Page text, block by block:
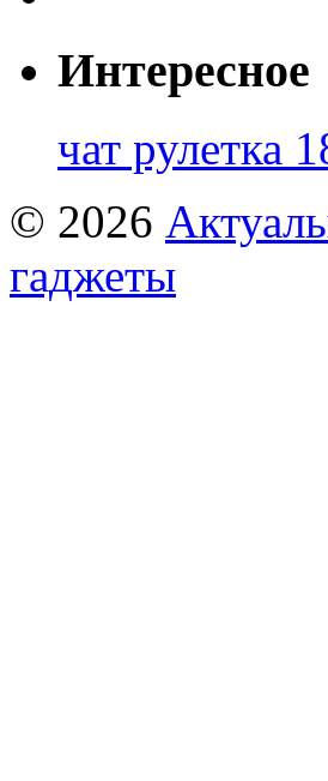
Интересное
чат рулетка
© 2026
гаджеты